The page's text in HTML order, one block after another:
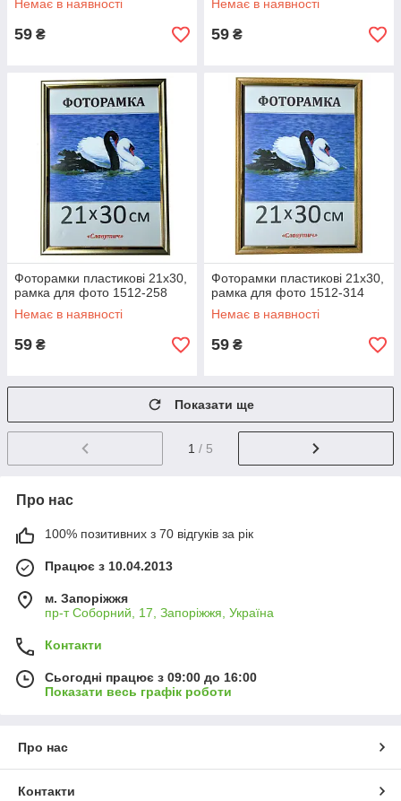
Немає в наявності
59 ₴
Немає в наявності
59 ₴
Фоторамки пластикові 21х30,
рамка для фото 1512-258
Немає в наявності
59 ₴
Фоторамки пластикові 21х30,
рамка для фото 1512-314
Немає в наявності
59 ₴
Показати ще
1 / 5
Про нас
100% позитивних з 70 відгуків за рік
Працює з 10.04.2013
м. Запоріжжя
пр-т Соборний, 17, Запоріжжя, Україна
Контакти
Сьогодні працює з 09:00 до 16:00
Показати весь графік роботи
Про нас
Контакти